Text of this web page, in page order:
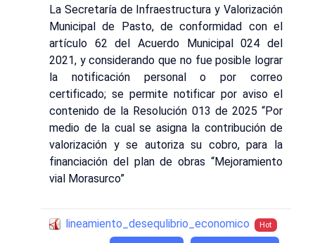
La Secretaría de Infraestructura y Valorización
Municipal de Pasto, de conformidad con el
artículo 62 del Acuerdo Municipal 024 del
2021, y considerando que no fue posible lograr
la notificación personal o por correo
certificado; se permite notificar por aviso el
contenido de la Resolución 013 de 2025 “Por
medio de la cual se asigna la contribución de
valorización y se autoriza su cobro, para la
financiación del plan de obras “Mejoramiento
vial Morasurco”
lineamiento_desequlibrio_economico Hot